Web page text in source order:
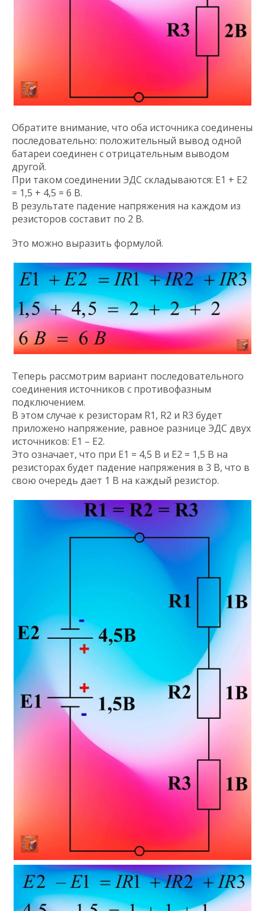
Обратите внимание, что оба источника соединены
последовательно: положительный вывод одной
батареи соединен с отрицательным выводом
другой.
При таком соединении ЭДС складываются: E1 + E2
= 1,5 + 4,5 = 6 В.
В результате падение напряжения на каждом из
резисторов составит по 2 В.
Это можно выразить формулой.
Теперь рассмотрим вариант последовательного
соединения источников с противофазным
подключением.
В этом случае к резисторам R1, R2 и R3 будет
приложено напряжение, равное разнице ЭДС двух
источников: E1 – E2.
Это означает, что при E1 = 4,5 В и E2 = 1,5 В на
резисторах будет падение напряжения в 3 В, что в
свою очередь дает 1 В на каждый резистор.